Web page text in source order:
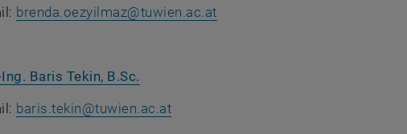
brenda.oezyilmaz@tuwien.ac.at
Baris Tekin, B.Sc.
baris.tekin@tuwien.ac.at